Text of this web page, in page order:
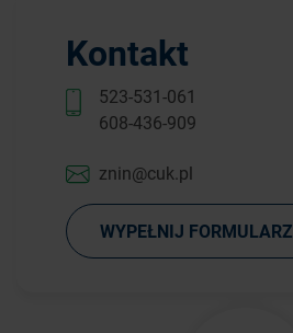
Kontakt
523-531-061
608-436-909
znin@cuk.pl
WYPEŁNIJ FORMULARZ